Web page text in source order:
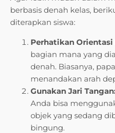
berbasis denah kelas,
diterapkan siswa:
Perhatikan Orientasi
bagian mana yang
denah. Biasanya,
menandakan arah
Gunakan Jari
Anda bisa
objek yang sedang
bingung.